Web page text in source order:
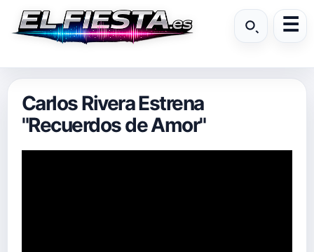
Carlos Rivera Estrena
"Recuerdos de Amor"